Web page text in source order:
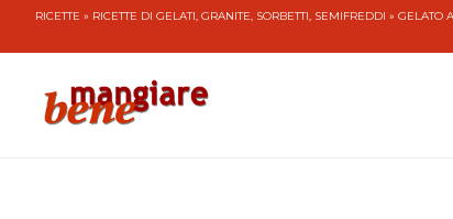
RICETTE » RICETTE DI GELATI, GRANITE, SORBETTI, SEMIFREDDI » GELATO